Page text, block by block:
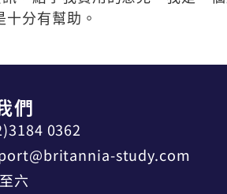
分有幫助。
們
0362
study.com
六